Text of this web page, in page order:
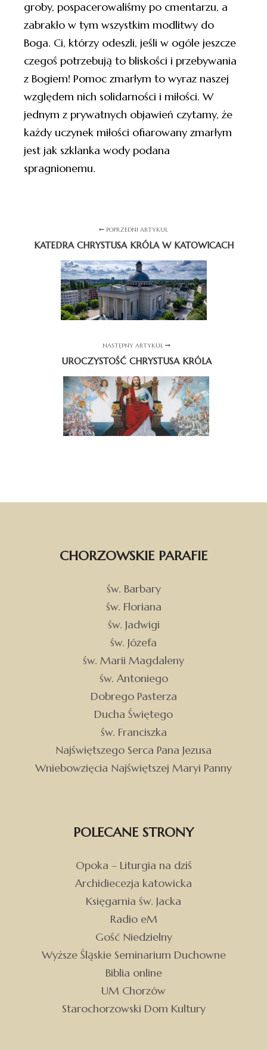
groby, pospacerowaliśmy po cmentarzu, a
zabrakło w tym wszystkim modlitwy do
Boga. Ci, którzy odeszli, jeśli w ogóle jeszcze
czegoś potrzebują to bliskości i przebywania
z Bogiem! Pomoc zmarłym to wyraz naszej
względem nich solidarności i miłości. W
jednym z prywatnych objawień czytamy, że
każdy uczynek miłości ofiarowany zmarłym
jest jak szklanka wody podana
spragnionemu.
POPRZEDNI ARTYKUŁ
KATEDRA CHRYSTUSA KRÓLA W KATOWICACH
NASTĘPNY ARTYKUŁ
UROCZYSTOŚĆ CHRYSTUSA KRÓLA
CHORZOWSKIE PARAFIE
św. Barbary
św. Floriana
św. Jadwigi
św. Józefa
św. Marii Magdaleny
św. Antoniego
Dobrego Pasterza
Ducha Świętego
św. Franciszka
Najświętszego Serca Pana Jezusa
Wniebowzięcia Najświętszej Maryi Panny
POLECANE STRONY
Opoka – Liturgia na dziś
Archidiecezja katowicka
Księgarnia św. Jacka
Radio eM
Gość Niedzielny
Wyższe Śląskie Seminarium Duchowne
Biblia online
UM Chorzów
Starochorzowski Dom Kultury